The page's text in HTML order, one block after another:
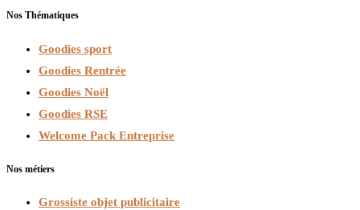
Nos Thématiques
Goodies sport
Goodies Rentrée
Goodies Noël
Goodies RSE
Welcome Pack Entreprise
Nos métiers
Grossiste objet publicitaire